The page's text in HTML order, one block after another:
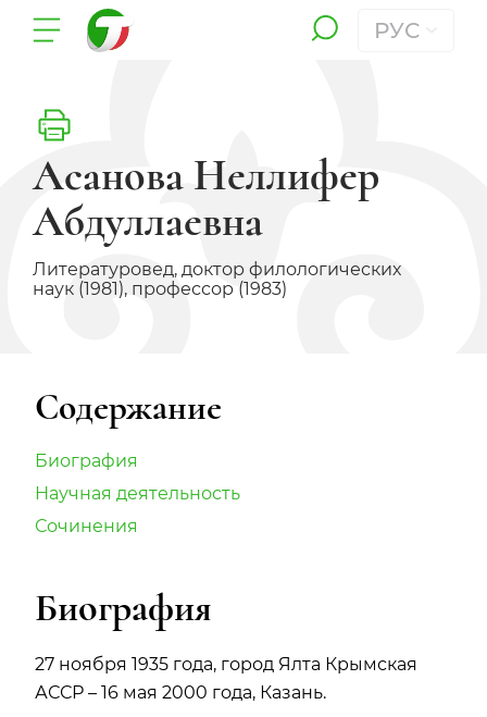
РУС
Асанова Неллифер
Абдуллаевна
Литературовед, доктор филологических
наук (1981), профессор (1983)
Содержание
Биография
Научная деятельность
Сочинения
Биография
27 ноября 1935 года, город Ялта Крымская
АССР – 16 мая 2000 года, Казань.